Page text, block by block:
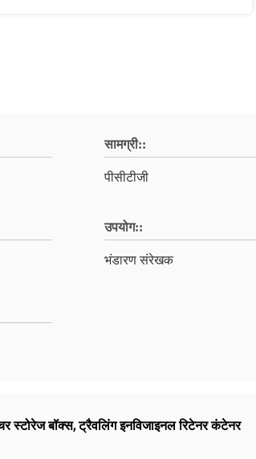
सामग्री::
पीसीटीजी
उपयोग::
भंडारण संरेखक
स्टोरेज बॉक्स,ट्रैवलिंग इनविजाइनल रिटेनर कंटेनर